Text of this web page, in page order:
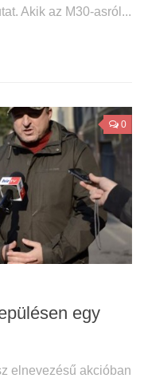
Akik az M30-asról...
0
egy
elnevezésű akcióban